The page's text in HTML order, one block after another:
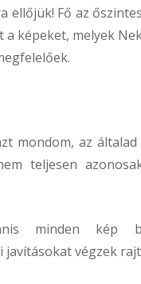
ellőjük! Fő az
képeket, melyek
mondom, az
teljesen
minden kép
javításokat végzek